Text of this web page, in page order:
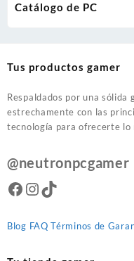
Catálogo de PC
Tus productos gamer
Respaldados por una sólida
estrechamente con las
tecnología para ofrecerte lo
@neutronpcgamer
Facebook
Instagram
TikTok
Blog FAQ Términos de